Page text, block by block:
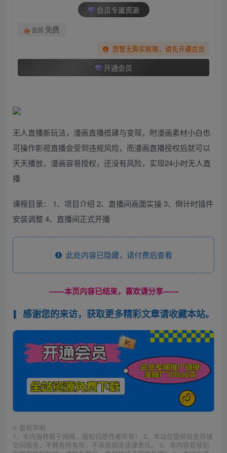
会员专属资源
会员 免费
您暂无购买权限，请先开通会员
开通会员
无人直播新玩法，漫画直播搭建与变现，附漫画素材小白也
可操作影视直播会受到违规风险，而漫画直播授权后就可以
天天播放，漫画容易授权，还没有风险，实现24小时无人直
播
课程目录： 1、项目介绍 2、直播间画面实操 3、倒计时插件
安装调整 4、直播间正式开播
此处内容已隐藏，请付费后查看
------本页内容已结束，喜欢请分享------
感谢您的来访，获取更多精彩文章请收藏本站。
© 版权声明
1、本内容转载于网络，版权归原作者所有！ 2、本站仅提供信息存储
空间服务，不拥有所有权，不承担相关法律责任。 3、本内容若侵犯